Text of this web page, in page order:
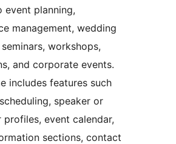
event planning,
management, wedding
workshops,
and corporate events.
includes features such
speaker or
profiles, event calendar,
sections, contact